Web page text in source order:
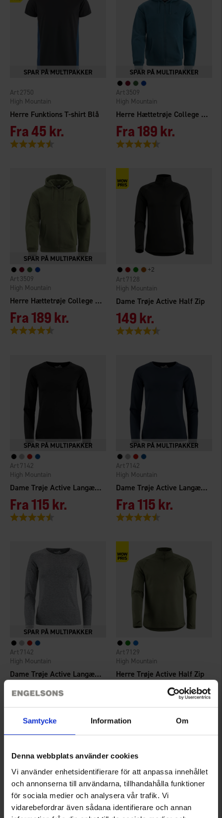
Samtycke Information Om
Denna webbplats använder cookies
Vi använder enhetsidentifierare för att anpassa innehållet
och annonserna till användarna, tillhandahålla funktioner
för sociala medier och analysera vår trafik. Vi
vidarebefordrar även sådana identifierare och annan
Herre Funktions T-shirt Blå
High Mountain
2750
Fra45 kr.
Vurdering:
Herre Hættetrøje College med lynlås
High Mountain
3509
Fra189 kr.
Vurdering:
Herre Hættetrøje College med lynlås
High Mountain
3509
Fra189 kr.
Vurdering:
+2
Dame Trøje Active Half Zip
High Mountain
7128
149 kr.
Vurdering:
Dame Trøje Active Langærmet
High Mountain
7142
Fra115 kr.
Vurdering:
Dame Trøje Active Langærmet
High Mountain
7142
Fra115 kr.
Vurdering:
Dame Trøje Active Langærmet
High Mountain
7142
Fra115 kr.
Herre Trøje Active Half Zip
High Mountain
7129
4.6 ud af 5 stjerner